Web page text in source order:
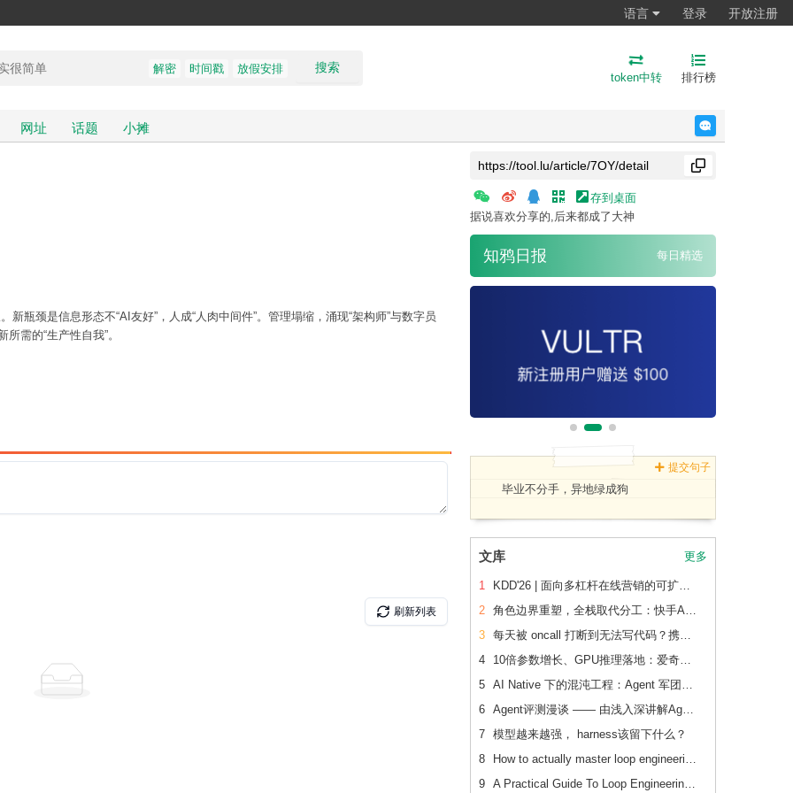
语言 登录 开放注册
搜索
解密 时间戳 放假安排
token中转 排行榜
网址 话题 小摊
瓶颈是信息形态不“AI友好”，人成“人肉中间件”。管理塌缩，涌现“架构师”与数字员
需的“生产性自我”。
存到桌面
据说喜欢分享的,后来都成了大神
知鸦日报 每日精选
提交句子
毕业不分手，异地绿成狗
文库 更多
1
KDD'26 | 面向多杠杆在线营销的可扩展、可追踪联合 增量建模
2
角色边界重塑，全栈取代分工：快手AI生产力体系成形
3
每天被 oncall 打断到无法写代码？携程机票前端用这套方法把重复问题解决了2/3
4
10倍参数增长、GPU推理落地：爱奇艺广告CVR模型的升级之路
5
AI Native 下的混沌工程：Agent 军团如何重新定义系统韧性验证
6
Agent评测漫谈 —— 由浅入深讲解Agent评测
7 模型越来越强， harness该留下什么？
8
How to actually master loop engineering
9
A Practical Guide To Loop Engineering Without Yourself